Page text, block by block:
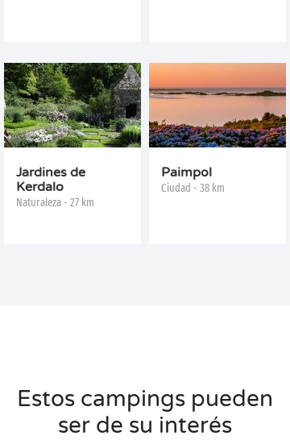
Jardines de
Kerdalo
Naturaleza - 27 km
Paimpol
Ciudad - 38 km
Estos campings pueden
ser de su interés